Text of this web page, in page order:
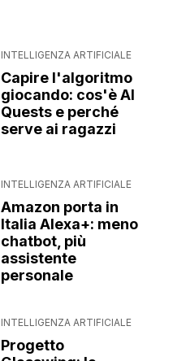
INTELLIGENZA ARTIFICIALE
Capire l'algoritmo
giocando: cos'è AI
Quests e perché
serve ai ragazzi
INTELLIGENZA ARTIFICIALE
Amazon porta in
Italia Alexa+: meno
chatbot, più
assistente
personale
INTELLIGENZA ARTIFICIALE
Progetto